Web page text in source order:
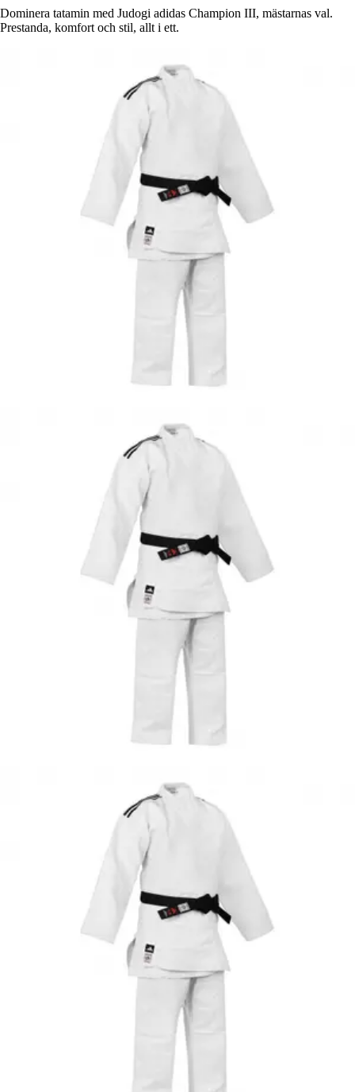
Dominera tatamin med Judogi adidas Champion III, mästarnas val.
Prestanda, komfort och stil, allt i ett.